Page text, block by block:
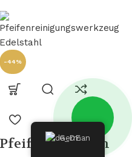
-44%
Pfeifenreinigun
German